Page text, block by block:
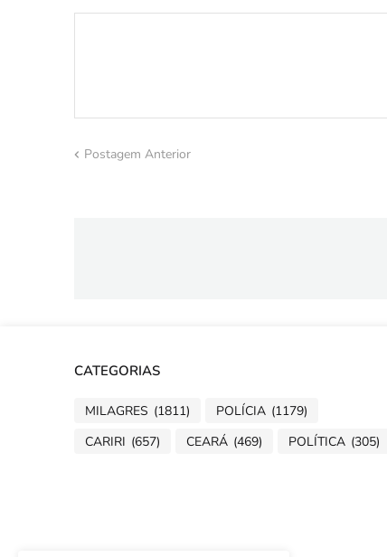
Postagem Anterior
CATEGORIAS
MILAGRES (1811) POLÍCIA (1179)
CARIRI (657) CEARÁ (469) POLÍTICA (305)